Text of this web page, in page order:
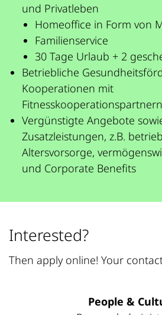
und Privatleben
Homeoffice in Form von
Familienservice
30 Tage Urlaub + 2
Betriebliche
Kooperationen mit
Fitnesskooperationspartnern
Vergünstigte Angebote
Zusatzleistungen, z.B.
Altersvorsorge,
und Corporate Benefits
Interested?
Then apply online! Your
People &